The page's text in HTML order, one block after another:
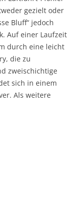
gezielt oder
Bluff“ jedoch
Auf einer Laufzeit
durch eine leicht
die zu
zweischichtige
sich in einem
Als weitere